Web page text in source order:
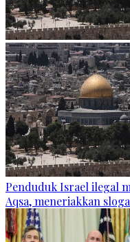
Penduduk Israel ilegal
Aqsa, meneriakkan